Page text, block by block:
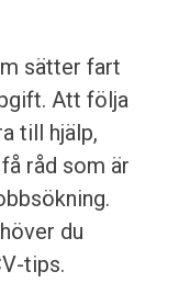
sätter fart
Att följa
till hjälp,
råd som är
du
tips.